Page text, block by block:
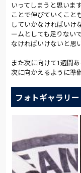
いってしまうと思いま
ことで伸びていくこと
していかなければいけ
ームとしても足りない
なければいけないと思
また次に向けて1週間
次に向かえるように準
フォトギャラリー